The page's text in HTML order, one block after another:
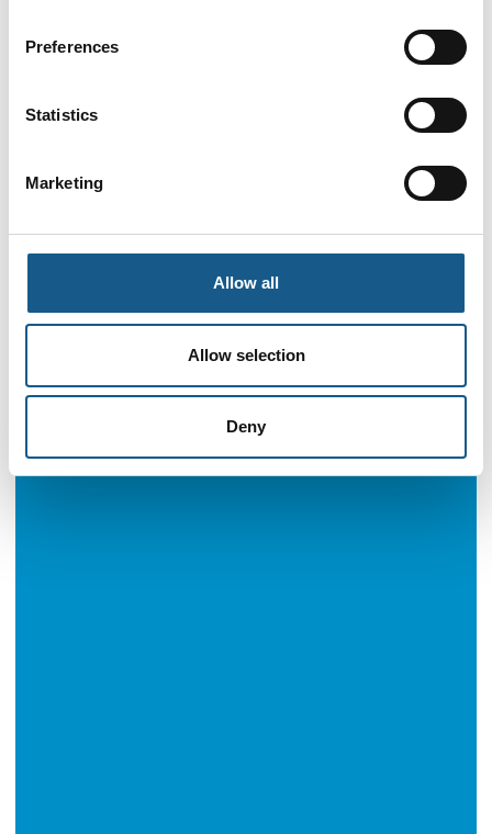
Preferences
Statistics
Marketing
Allow all
Allow selection
Deny